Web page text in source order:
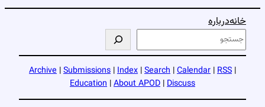
خانهدرباره
ج
س
و
Archive |Submissions |Index |Search |Calendar |RSS |
Education |About APOD |Discuss